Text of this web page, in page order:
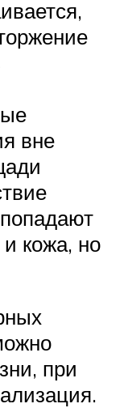
вне
кожа, но
при